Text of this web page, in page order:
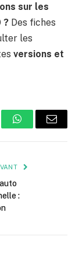
sur les
? Des fiches
les
versions et
WhatsApp
E-
: